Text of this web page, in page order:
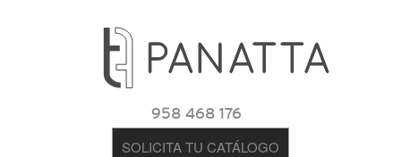
958 468 176
SOLICITA TU CATÁLOGO